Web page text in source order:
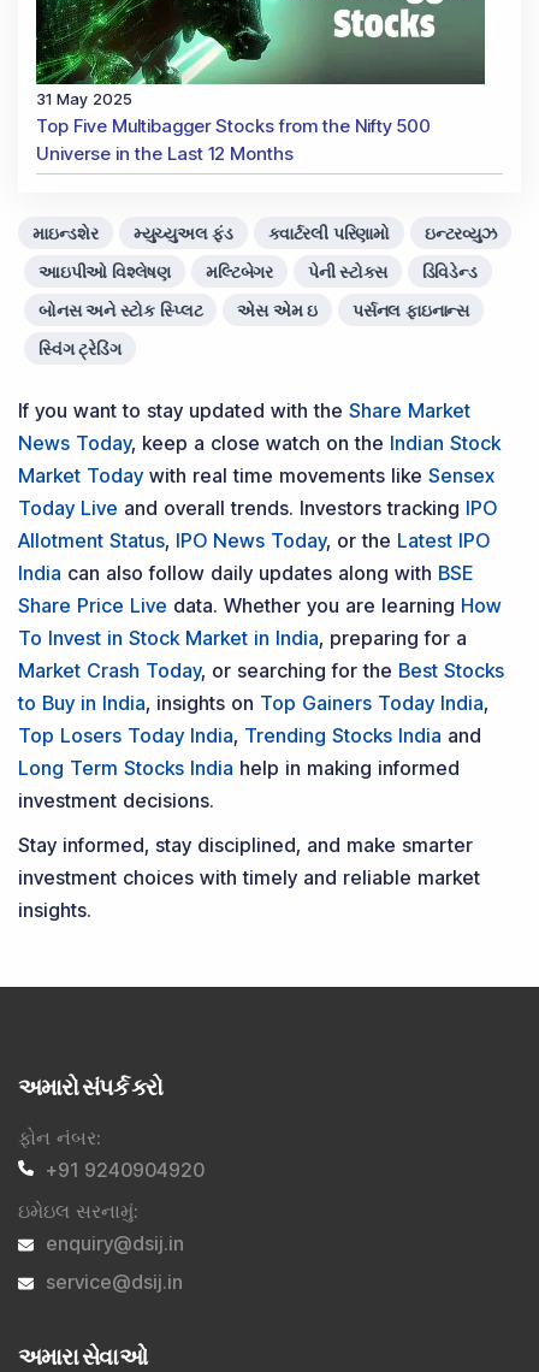
31 May 2025
Top Five Multibagger Stocks from the Nifty 500
Universe in the Last 12 Months
માઇન્ડશેર મ્યુચ્યુઅલ ફંડ ક્વાર્ટરલી પરિણામો
ઇન્ટરવ્યુઝ
આઇપીઓ વિશ્લેષણ
મલ્ટિબેગર પેની સ્ટોક્સ
ડિવિડેન્ડ
બોનસ અને સ્ટોક સ્પ્લિટ
એસ એમ ઇ
પર્સનલ ફાઇનાન્સ
સ્વિંગ ટ્રેડિંગ
If you want to stay updated with the Share Market
News Today, keep a close watch on the Indian Stock
Market Today with real time movements like Sensex
Today Live and overall trends. Investors tracking IPO
Allotment Status, IPO News Today, or the Latest IPO
India can also follow daily updates along with BSE
Share Price Live data. Whether you are learning How
To Invest in Stock Market in India, preparing for a
Market Crash Today, or searching for the Best Stocks
to Buy in India, insights on Top Gainers Today India,
Top Losers Today India, Trending Stocks India and
Long Term Stocks India help in making informed
investment decisions.
Stay informed, stay disciplined, and make smarter
investment choices with timely and reliable market
insights.
અમારો સંપર્ક કરો
ફોન નંબર:
+91 9240904920
ઇમેઇલ સરનામું:
enquiry@dsij.in
service@dsij.in
અમારા સેવાઓ